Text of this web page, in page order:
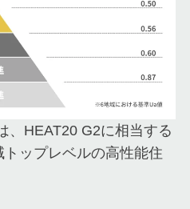
、HEAT20 G2に相当する
ップレベルの高性能住